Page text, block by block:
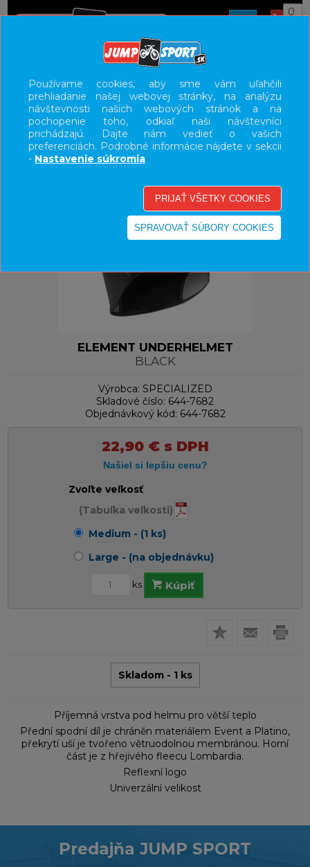
0
UŽÍVATEĽSKÝ PANEL
KATEGÓRIE
HLAVNÉ MENU
ELEMENT UNDERHELMET
BLACK
Výrobca: SPECIALIZED
Skladové číslo: 644-7682
Objednávkový kód: 644-7682
22,90 €s DPH
Zvoľte veľkosť
(Tabuľka veľkosti)
Medium - (1 ks)
Large - (na objednávku)
ks Kúpiť
Skladom - 1 ks
Příjemná vrstva pod helmu pro větší teplo
Přední spodní díl je chráněn materiálem Event a Platino,
překrytí uší je tvořeno větruodolnou membránou. Horní
část je z hřejivého fleecu Lombardia.
Reflexní logo
Univerzální velikost
Predajňa JUMP SPORT
Používame cookies, aby sme vám uľahčili
prehliadanie našej webovej stránky, na analýzu
návštevnosti našich webových stránok a na
pochopenie toho, odkiaľ naši návštevníci
prichádzajú. Dajte nám vedieť o vašich
preferenciách. Podrobné informácie nájdete v sekcii
- Nastavenie súkromia